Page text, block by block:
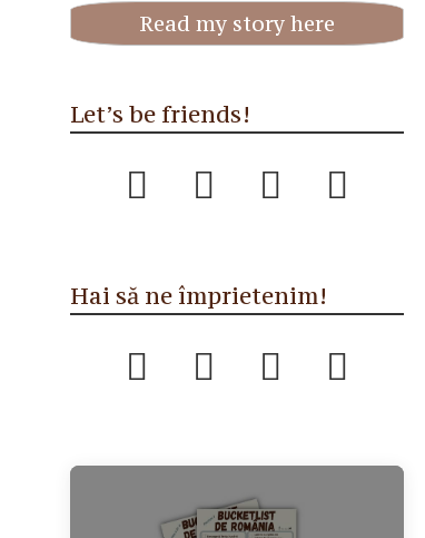
Read my story here
Let’s be friends!
Hai să ne împrietenim!